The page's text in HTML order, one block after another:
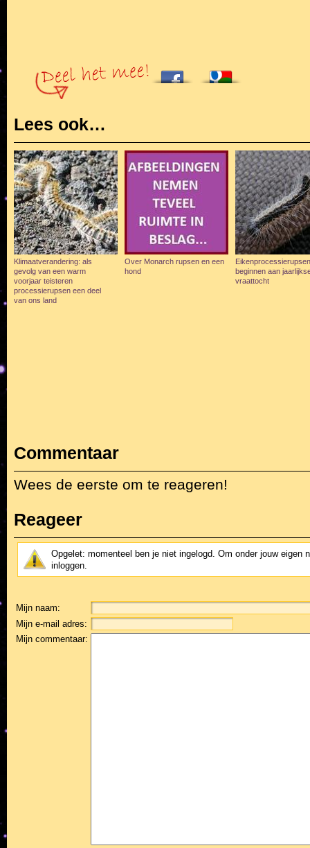
Lees ook…
Klimaatverandering: als
gevolg van een warm
voorjaar teisteren
processierupsen een deel
van ons land
Over Monarch rupsen en een
hond
Eikenprocessierupsen
beginnen aan
vraattocht
Commentaar
Wees de eerste om te reageren!
Reageer
Opgelet: momenteel ben je niet ingelogd. Om onder jouw eigen
inloggen.
Mijn naam:
Mijn e-mail adres:
Mijn commentaar: